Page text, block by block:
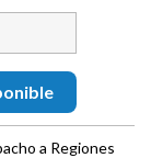
a Regiones